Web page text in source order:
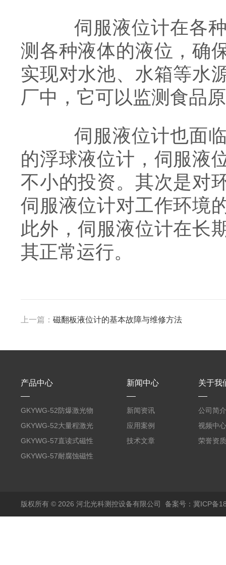
伺服液位计在各种
测各种液体的液位，确
实现对水池、水箱等水
厂中，它可以监测食品
伺服液位计也面临
的浮球液位计，伺服液
不小的投资。其次是对
伺服液位计对工作环境
此外，伺服液位计在长
其正常运行。
上一篇： 磁翻板液位计的基本故障与维修方法
产品中心
GKYWG-52防爆激光物
位计
GKYWG-52大量程激光
物位计
GKYWG-57直读式磁性
液位计
GKYWG-57耐腐蚀磁性
新闻中心
新闻资讯
应用案例
技术文章
关于我
公司简介
视频中心
荣誉资质
版权所有 © 2026 河北光科测控设备有限公司 备案号：冀ICP备